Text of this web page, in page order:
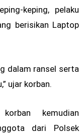
keping, pelaku
berisikan Laptop
dalam ransel serta
ujar korban.
kemudian
dari Polsek